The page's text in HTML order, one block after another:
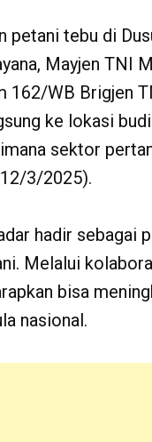
petani tebu di
Mayjen TNI
162/WB Brigjen
ke lokasi
sektor
3/2025).
hadir sebagai
Melalui
bisa
nasional.